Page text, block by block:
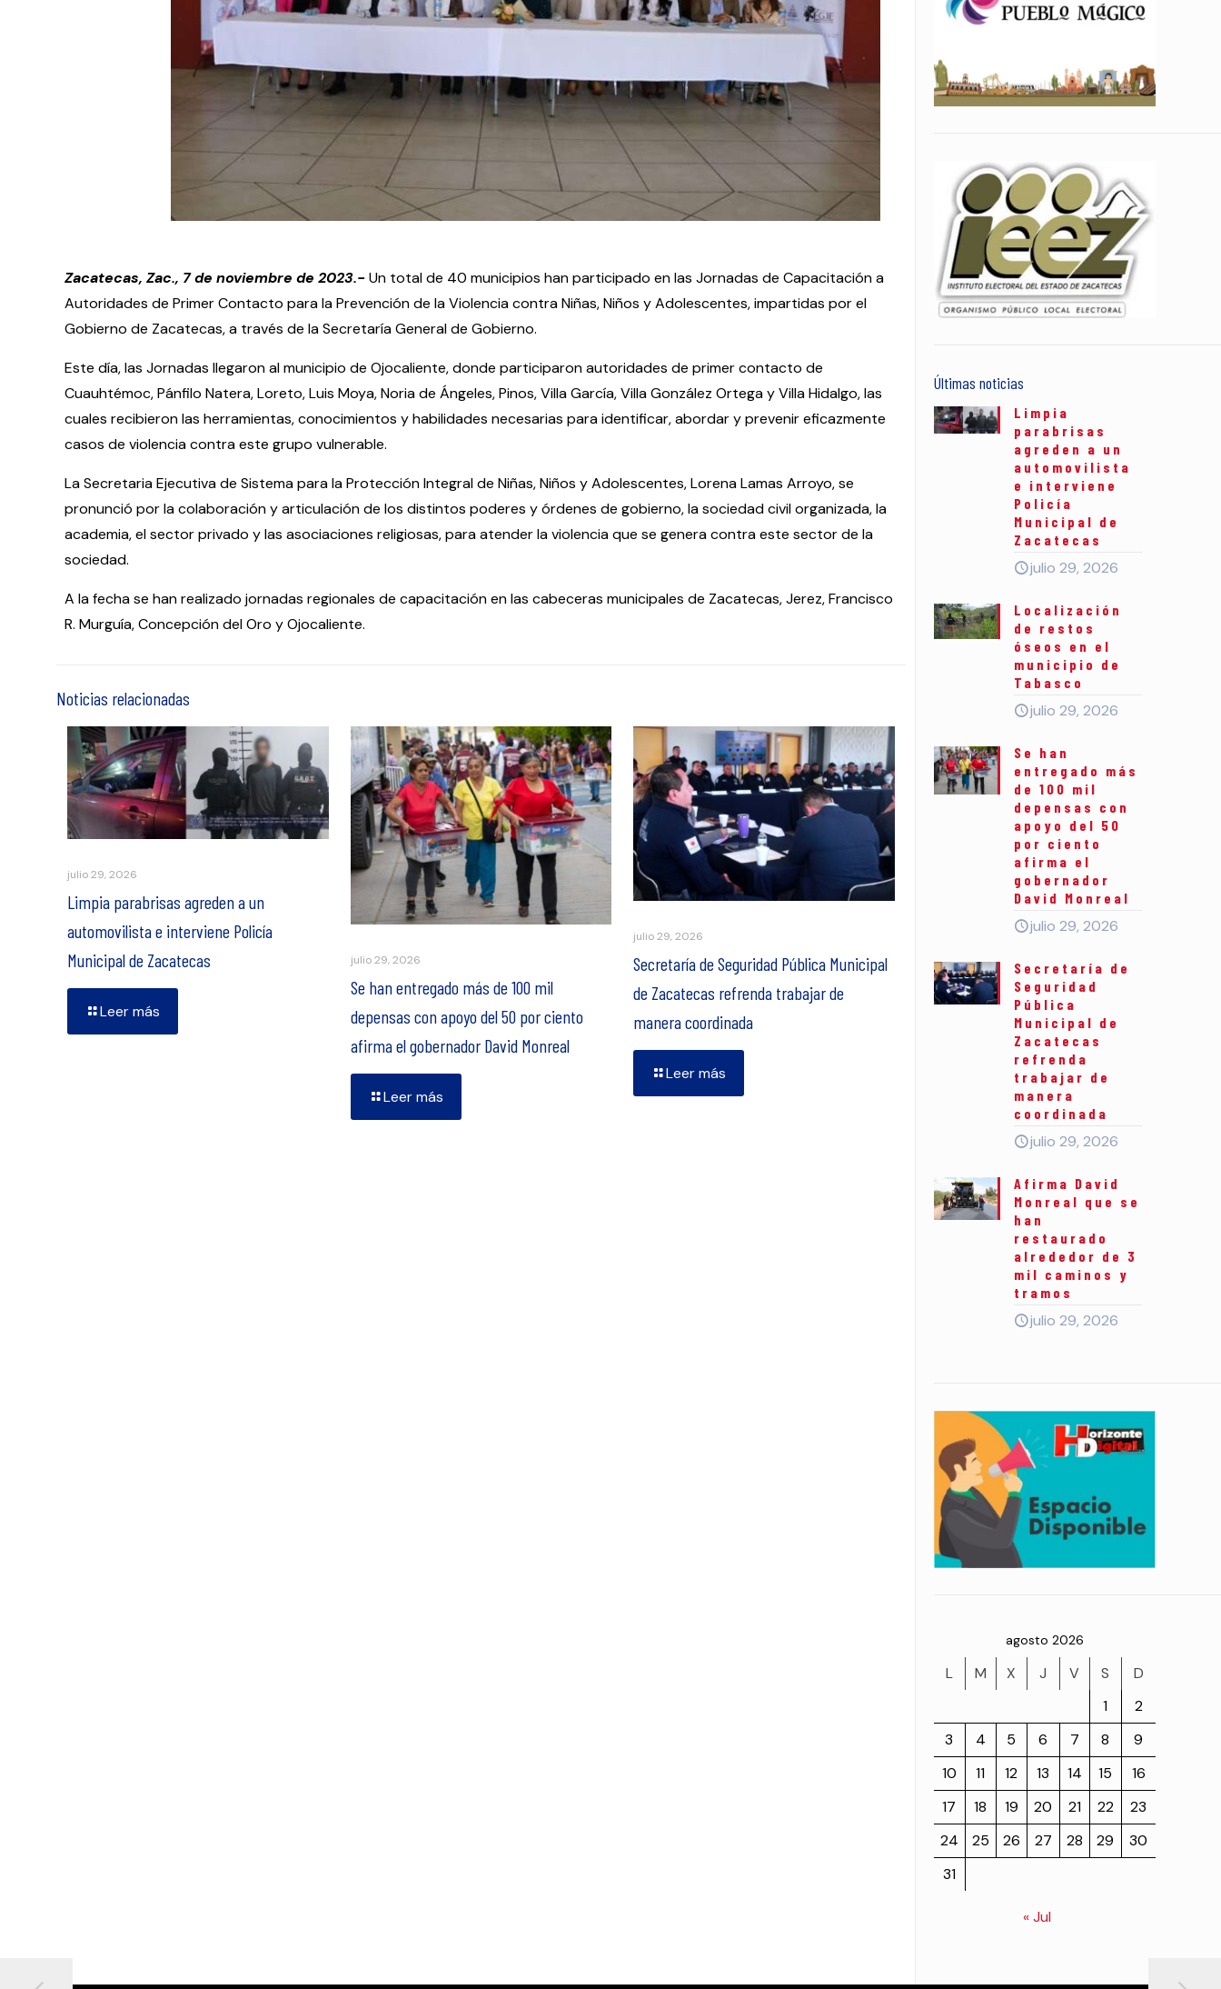
Zacatecas, Zac., 7 de noviembre de 2023.-Un total de 40 municipios han participado en las Jornadas de Capacitación a
Autoridades de Primer Contacto para la Prevención de la Violencia contra Niñas, Niños y Adolescentes, impartidas por el
Gobierno de Zacatecas, a través de la Secretaría General de Gobierno.
Este día, las Jornadas llegaron al municipio de Ojocaliente, donde participaron autoridades de primer contacto de
Cuauhtémoc, Pánfilo Natera, Loreto, Luis Moya, Noria de Ángeles, Pinos, Villa García, Villa González Ortega y Villa Hidalgo, las
cuales recibieron las herramientas, conocimientos y habilidades necesarias para identificar, abordar y prevenir eficazmente
casos de violencia contra este grupo vulnerable.
La Secretaria Ejecutiva de Sistema para la Protección Integral de Niñas, Niños y Adolescentes, Lorena Lamas Arroyo, se
pronunció por la colaboración y articulación de los distintos poderes y órdenes de gobierno, la sociedad civil organizada, la
academia, el sector privado y las asociaciones religiosas, para atender la violencia que se genera contra este sector de la
sociedad.
A la fecha se han realizado jornadas regionales de capacitación en las cabeceras municipales de Zacatecas, Jerez, Francisco
R. Murguía, Concepción del Oro y Ojocaliente.
Noticias relacionadas
julio 29, 2026
Limpia parabrisas agreden a un
automovilista e interviene Policía
Municipal de Zacatecas
Leer más
julio 29, 2026
Se han entregado más de 100 mil
depensas con apoyo del 50 por ciento
afirma el gobernador David Monreal
Leer más
julio 29, 2026
Secretaría de Seguridad Pública Municipal
de Zacatecas refrenda trabajar de
manera coordinada
Leer más
Últimas noticias
Limpia
parabrisas
agreden a un
automovilista
e interviene
Policía
Municipal de
Zacatecas
julio 29, 2026
Localización
de restos
óseos en el
municipio de
Tabasco
julio 29, 2026
Se han
entregado más
de 100 mil
depensas con
apoyo del 50
por ciento
afirma el
gobernador
David Monreal
julio 29, 2026
Secretaría de
Seguridad
Pública
Municipal de
Zacatecas
refrenda
trabajar de
manera
coordinada
julio 29, 2026
Afirma David
Monreal que se
han
restaurado
alrededor de 3
mil caminos y
tramos
julio 29, 2026
agosto 2026
L M X J V S
D
1
2
3
4 5 6 7 8
9
10
11 12 13 14 15
16
17
18 19 20 21 22
23
24
25 26 27 28 29
30
31
« Jul